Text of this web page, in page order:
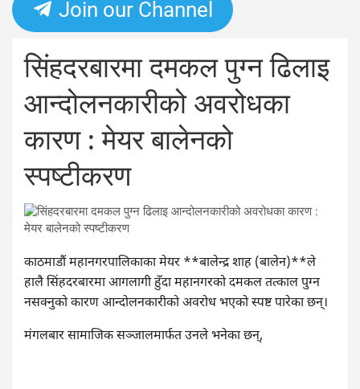
Join our Channel
सिंहदरबारमा दमकल पुग्न ढिलाइ
आन्दोलनकारीको अवरोधका
कारण : मेयर बालेनको
स्पष्टीकरण
काठमाडौं महानगरपालिकाका मेयर **बालेन्द्र शाह (बालेन)**ले
हालै सिंहदरबारमा आगलागी हुँदा महानगरको दमकल तत्काल पुग्न
नसक्नुको कारण आन्दोलनकारीको अवरोध भएको स्पष्ट पारेका छन्।
मंगलबार सामाजिक सञ्जालमार्फत उनले भनेका छन्,